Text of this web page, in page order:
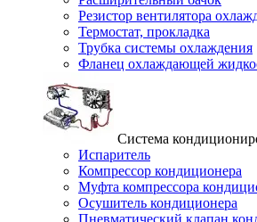
Резистор вентилятора
Термостат, прокладка
Трубка системы охлаждения
Фланец охлаждающей
Система
Испаритель
Компрессор кондиционера
Муфта компрессора
Осушитель кондиционера
Пневматический клапан